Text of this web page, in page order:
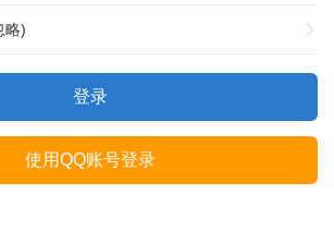
略)
登录
使用QQ账号登录